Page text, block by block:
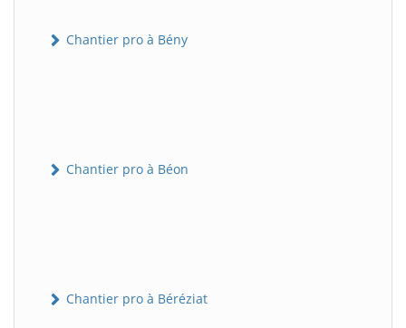
Chantier pro à Bény
Chantier pro à Béon
Chantier pro à Béréziat